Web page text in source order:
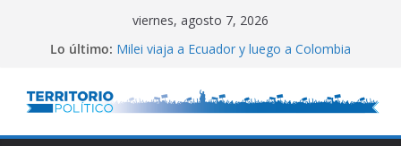
viernes, agosto 7, 2026
Lo último: Milei viaja a Ecuador y luego a Colombia
Reservas del Central: gran aumento